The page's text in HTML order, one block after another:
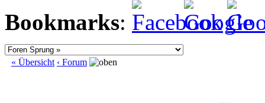
Bookmarks:
« Übersicht ‹ Forum